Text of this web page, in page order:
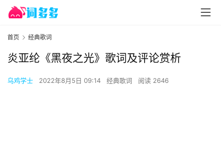
首页 经典歌词
炎亚纶《黑夜之光》歌词及评论赏析
乌鸡学士 2022年8月5日 09:14 经典歌词 阅读 2646